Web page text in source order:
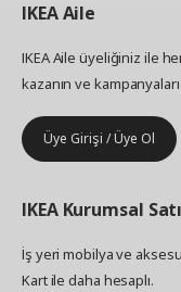
IKEAAile
IKEA Aile üyeliğiniz ile
kazanın ve kampanyaları
Üye Girişi / Üye Ol
IKEA Kurumsal
İş yeri mobilya ve
Kart ile daha hesaplı.